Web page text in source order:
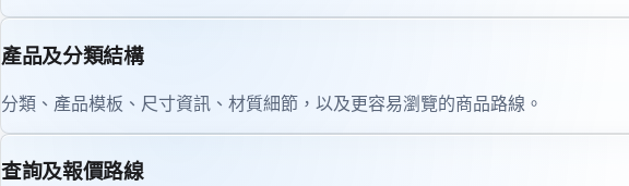
產品及分類結構
分類、產品模板、尺寸資訊、材質細節，以及更容易瀏覽的商品路線。
查詢及報價路線